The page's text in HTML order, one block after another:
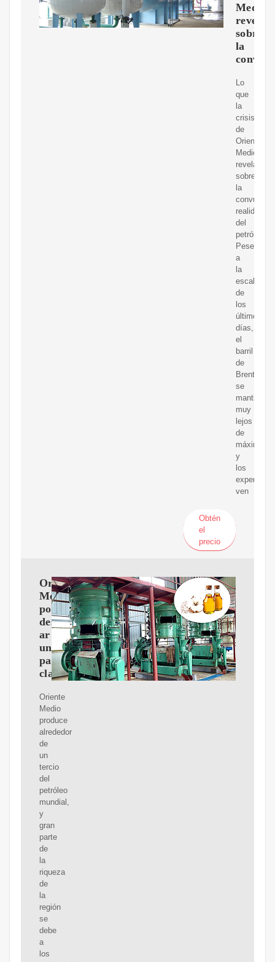
Medio
revela
sobre
la
Lo
que
la
crisis
de
Oriente
Medio
revela
sobre
la
convulsa
realidad
del
petróleo
Pese
a
la
escalada
de
los
últimos
días,
el
barril
de
Brent
se
mantiene
muy
lejos
de
máximos
y
los
expertos
ven
Obtén
el
precio
Oriente
Medio
podría
desempe?
ar
un
papel
clave
Oriente
Medio
produce
alrededor
de
un
tercio
del
petróleo
mundial,
y
gran
parte
de
la
riqueza
de
la
región
se
debe
a
los